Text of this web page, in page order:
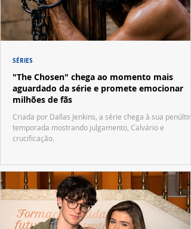
"The Chosen" chega ao momento mais
aguardado da série e promete emocionar
milhões de fãs
Criada por Dallas Jenkins, a série chega à sua
temporada mostrando julgamento, Calvário e
crucificação.
SÉRIES